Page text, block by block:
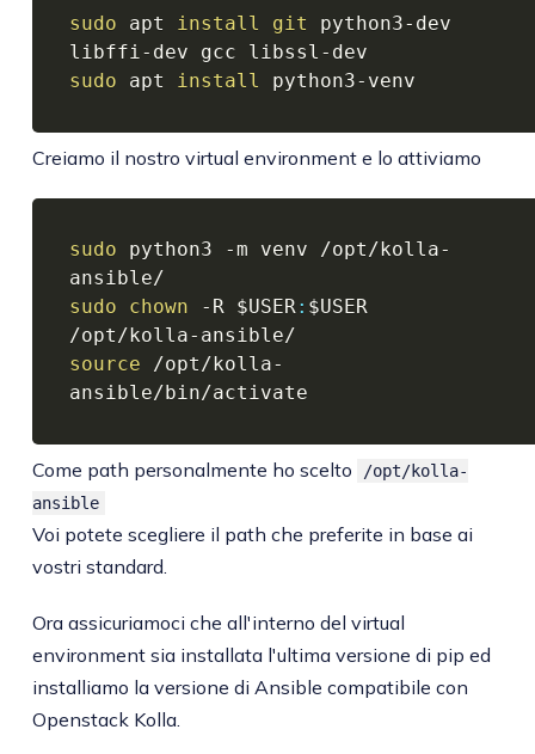
sudo apt install git python3-dev
sudo apt install
Creiamo il nostro virtual environment e lo attiviamo
sudo python3 -m venv /opt/kolla-
sudo
chown -R $USER: $USER
source /opt/kolla-
ansible/bin/activate
Come path personalmente ho scelto
/opt/kolla-
ansible
Voi potete scegliere il path che preferite in base ai
vostri standard.
Ora assicuriamoci che all'interno del virtual
environment sia installata l'ultima versione di pip ed
installiamo la versione di Ansible compatibile con
Openstack Kolla.